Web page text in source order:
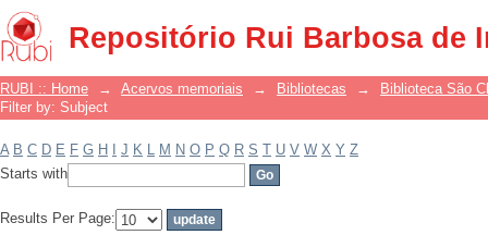
Repositório Rui Barbosa de
Filter by: Subject
RUBI :: Home → Acervos memoriais → Bibliotecas →
Biblioteca São
Filter by: Subject
A B C D E F G H J K L M N O P Q R S T U V W X Y Z
Starts with
Results Per Page: